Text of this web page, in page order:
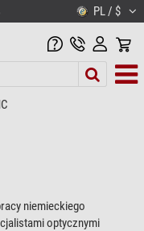
PL / $
niemieckiego
optycznymi